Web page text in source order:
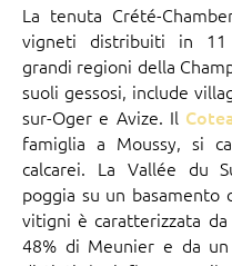
La tenuta Crété-
vigneti distribuiti in 11
grandi regioni della
suoli gessosi, include
sur-Oger e Avize. Il
famiglia a Moussy, si
calcarei. La Vallée du
poggia su un basamento
vitigni è caratterizzata
48% di Meunier e da